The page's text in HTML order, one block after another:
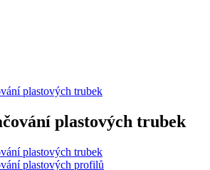
plastových trubek
plastových trubek
plastových trubek
plastových profilů